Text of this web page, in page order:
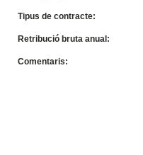
Tipus de contracte:
Retribució bruta anual:
Comentaris: